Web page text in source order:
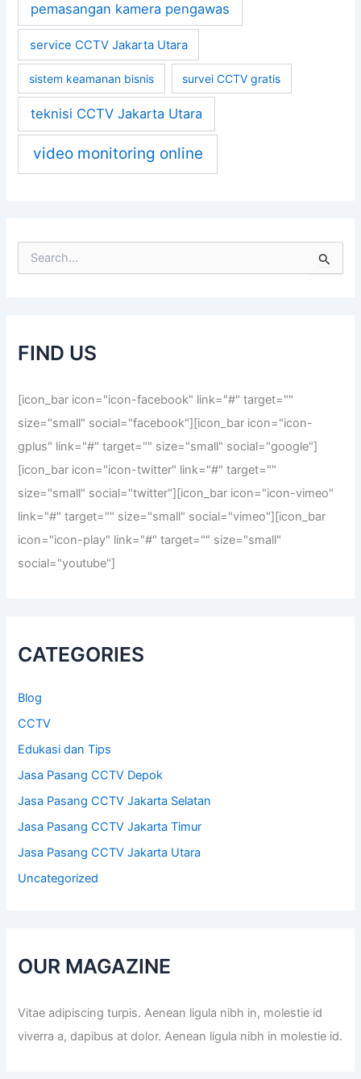
pemasangan kamera pengawas
service CCTV Jakarta Utara
sistem keamanan bisnis survei CCTV gratis
teknisi CCTV Jakarta Utara
video monitoring online
e
:
FIND US
[icon_bar icon="icon-facebook" link="#" target=""
size="small" social="facebook"][icon_bar icon="icon-
gplus" link="#" target="" size="small" social="google"]
[icon_bar icon="icon-twitter" link="#" target=""
size="small" social="twitter"][icon_bar icon="icon-vimeo"
link="#" target="" size="small" social="vimeo"][icon_bar
icon="icon-play" link="#" target="" size="small"
social="youtube"]
CATEGORIES
Blog
CCTV
Edukasi dan Tips
Jasa Pasang CCTV Depok
Jasa Pasang CCTV Jakarta Selatan
Jasa Pasang CCTV Jakarta Timur
Jasa Pasang CCTV Jakarta Utara
Uncategorized
OUR MAGAZINE
Vitae adipiscing turpis. Aenean ligula nibh in, molestie id
viverra a, dapibus at dolor. Aenean ligula nibh in molestie id.